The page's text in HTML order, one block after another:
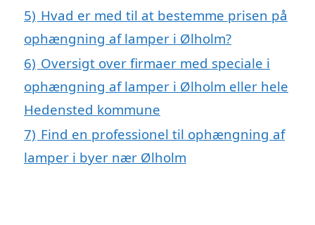
5) Hvad er med til at bestemme prisen på
ophængning af lamper i Ølholm?
6) Oversigt over firmaer med speciale i
ophængning af lamper i Ølholm eller hele
Hedensted kommune
7) Find en professionel til ophængning af
lamper i byer nær Ølholm